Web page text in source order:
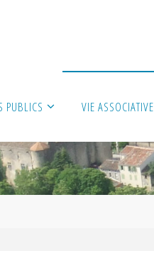
PUBLICS VIE ASSOCIATIVE